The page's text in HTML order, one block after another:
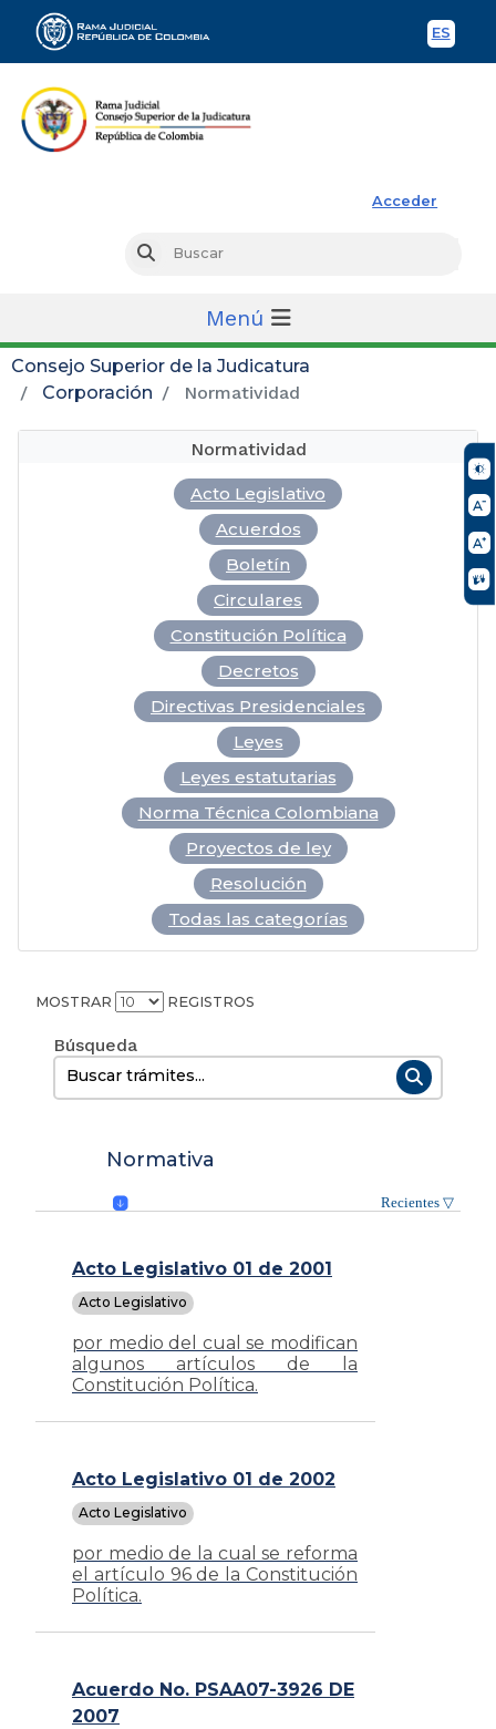
ES
Acceder
Buscar
Menú
Consejo Superior de la Judicatura
Corporación
Normatividad
Normatividad
Acto Legislativo
Acuerdos
Boletín
Circulares
Constitución Política
Decretos
Directivas Presidenciales
Leyes
Leyes estatutarias
Norma Técnica Colombiana
Proyectos de ley
Resolución
Todas las categorías
MOSTRAR REGISTROS
Buscar:
Normativa
Acto Legislativo 01 de 2001
Acto Legislativo
por medio del cual se modifican
algunos artículos de la
Constitución Política.
Acto Legislativo 01 de 2002
Acto Legislativo
por medio de la cual se reforma
el artículo 96 de la Constitución
Política.
Acuerdo No. PSAA07-3926 DE
2007